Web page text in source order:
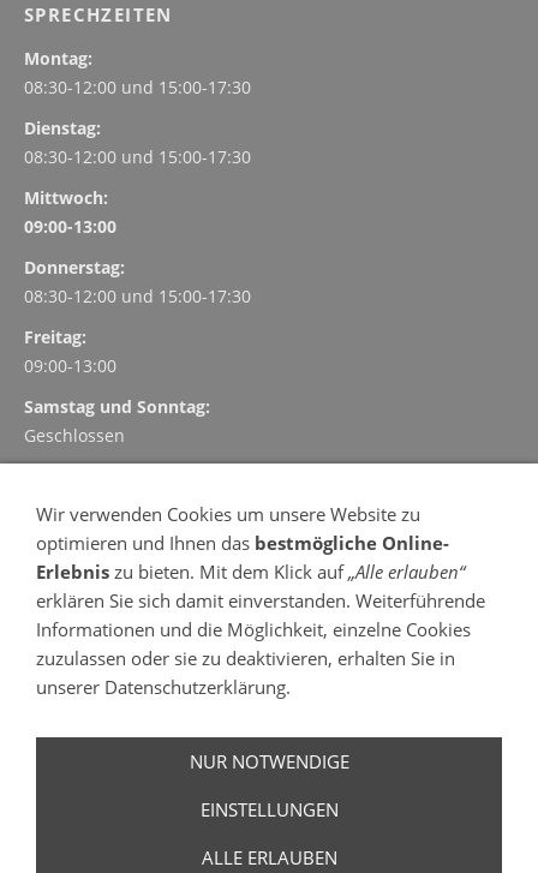
SPRECHZEITEN
Montag:
08:30-12:00 und 15:00-17:30
Dienstag:
08:30-12:00 und 15:00-17:30
Mittwoch:
09:00-13:00
Donnerstag:
08:30-12:00 und 15:00-17:30
Freitag:
09:00-13:00
Samstag und Sonntag:
Geschlossen
Vereinbaren und verwalten Sie Ihre Termin einfach, schnell
und kostenlos online
- 24 Stunden am Tag
- 7 Tage in der Woche
Termin vereinbaren
OFFENE SPRECHSTUNDE
offene Sprechstunde)
Begrenzte Patientenzahl / weitere Informationen
mpressum|Datenschutzerklärung
Wir verwenden Cookies um unsere Website zu
optimieren und Ihnen das bestmögliche Online-
Erlebnis zu bieten. Mit dem Klick auf„Alle erlauben“
erklären Sie sich damit einverstanden. Weiterführende
Informationen und die Möglichkeit, einzelne Cookies
zuzulassen oder sie zu deaktivieren, erhalten Sie in
unserer Datenschutzerklärung.
NUR NOTWENDIGE
EINSTELLUNGEN
ALLE ERLAUBEN